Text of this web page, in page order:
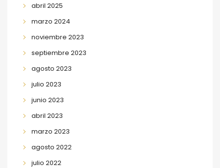
abril 2025
marzo 2024
noviembre 2023
septiembre 2023
agosto 2023
julio 2023
junio 2023
abril 2023
marzo 2023
agosto 2022
julio 2022